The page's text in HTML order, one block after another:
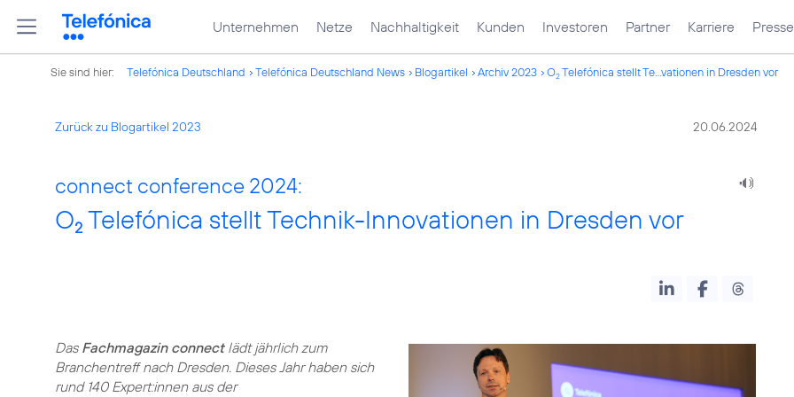
Unternehmen Netze Nachhaltigkeit Kunden Investoren Partner Karriere Presse
Sie sind hier: Telefónica Deutschland Telefónica Deutschland News Blogartikel Archiv 2023 O2Telefónica stellt Te...vationen in Dresden vor
Zurück zu Blogartikel 2023 20.06.2024
connect conference 2024:
O2 Telefónica stellt Technik-Innovationen in Dresden vor
Das Fachmagazin connectlädt jährlich zum
Branchentreff nach Dresden. Dieses Jahr haben sich
rund 140 Expert:innen aus der